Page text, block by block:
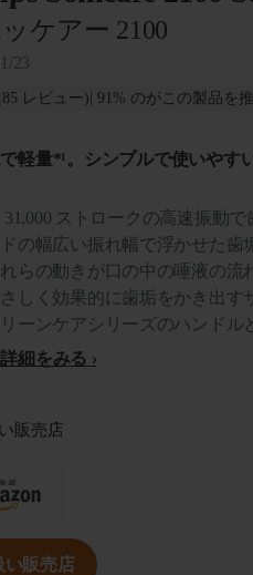
ケアー 2100
23
レビュー) | 91% のがこの製品を
軽量*¹。シンプルで使いやす
31,000 ストロークの高速振動
の幅広い振れ幅で浮かせた歯
らの動きが口の中の唾液の流
しく効果的に歯垢をかき出
ーンケアシリーズのハンドル
細をみる
販売店
い販売店